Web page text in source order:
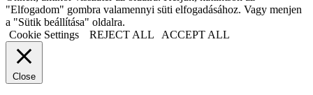
"Elfogadom" gombra valamennyi süti elfogadásához. Vagy menjen
a "Sütik beállítása" oldalra.
Cookie Settings
REJECT ALL ACCEPT ALL
Close